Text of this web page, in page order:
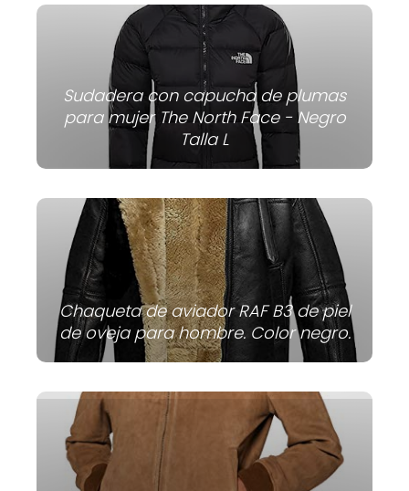
Sudadera con capucha de plumas
para mujer The North Face - Negro
Talla L
Chaqueta de aviador RAF B3 de piel
de oveja para hombre. Color negro.